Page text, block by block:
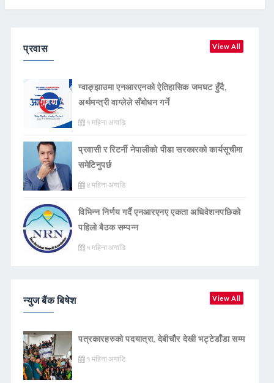
प्रवास View All
ग्वाङ्झाउमा एनआरएनको ऐतिहासिक जमघट हुँदै,
अर्थमन्त्री वाग्लेले सँबोधन गर्ने
१ महिना अगाडि
प्रवासी र रिटर्नी नेपालीको पीडा सरकारको कार्यसूचीमा
समेटिनुपर्छ
४ महिना अगाडि
विभिन्न निर्णय गर्दै एनआरएनए एकता अधिवेशनपछिको
पहिलो बैठक सम्पन्न
५ महिना अगाडि
न्युज बैंक बिषेश View All
पत्रकारहरुको पदयात्रा, देबीचौर देखी भट्टेडाँडा सम्म
१ महिना अगाडि